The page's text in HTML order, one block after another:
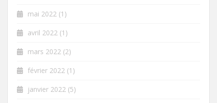
mai 2022 (1)
avril 2022 (1)
mars 2022 (2)
février 2022 (1)
janvier 2022 (5)